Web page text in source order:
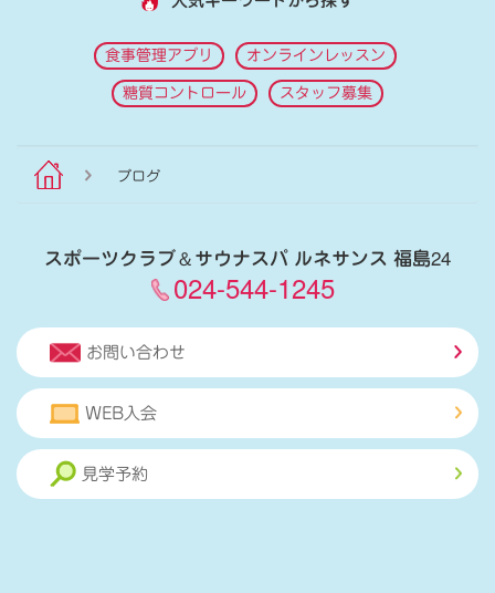
食事管理アプリ オンラインレッスン
糖質コントロール スタッフ募集
ブログ
スポーツクラブ＆サウナスパ ルネサンス 福島24
024-544-1245
お問い合わせ
WEB入会
見学予約